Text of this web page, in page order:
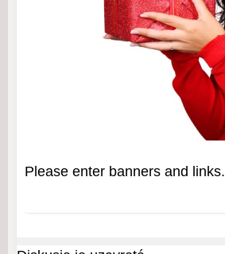
Please enter banners and links.